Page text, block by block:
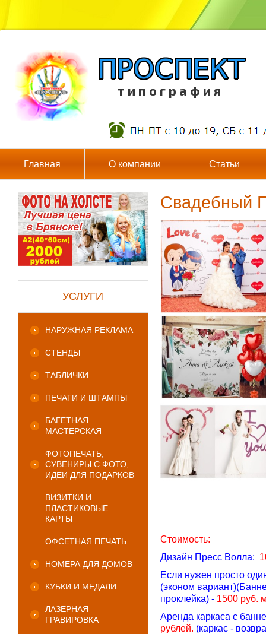
т и п о г р а ф и я
Главная О компании Статьи
УСЛУГИ
НАРУЖНАЯ РЕКЛАМА
СТЕНДЫ
ТАБЛИЧКИ
ПЕЧАТИ И ШТАМПЫ
БАГЕТНАЯ
МАСТЕРСКАЯ
ФОТОПЕЧАТЬ,
СУВЕНИРЫ С ФОТО,
ИДЕИ ДЛЯ ПОДАРКОВ
ВИЗИТКИ И
ПЛАСТИКОВЫЕ
КАРТЫ
ОФСЕТНАЯ ПЕЧАТЬ
НОМЕРА ДЛЯ ДОМОВ
КУБКИ И МЕДАЛИ
ЛАЗЕРНАЯ
ГРАВИРОВКА
Свадебный
Стоимость:
Дизайн Пресс Волла:
Если нужен просто
(эконом
проклейка) - 1500 руб.
Аренда каркаса с
рублей. (каркас -